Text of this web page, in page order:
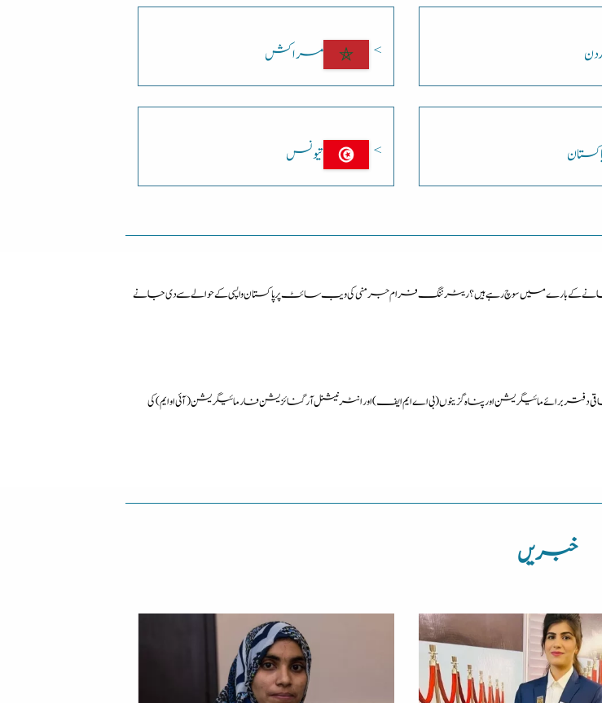
مراکش
تیونس
کے بارے میں سوچ رہے ہیں؟ ریٹرننگ فرام جرمنی کی ویب سائٹ پرپاکستان واپسی کے حوالے سے دی جانے
مائیگریشن اور پناہ گزینوں (بی اے ایم ایف) اور انٹرنیشنل آرگنائزیشن فار مائیگریشن (آئی او ایم) کی
خبریں